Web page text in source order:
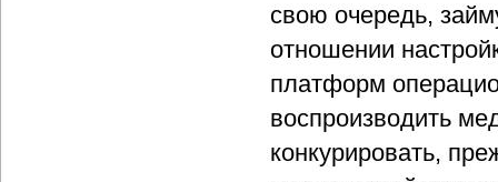
свою очередь,
отношении
платформ
воспроизводить
конкурировать,